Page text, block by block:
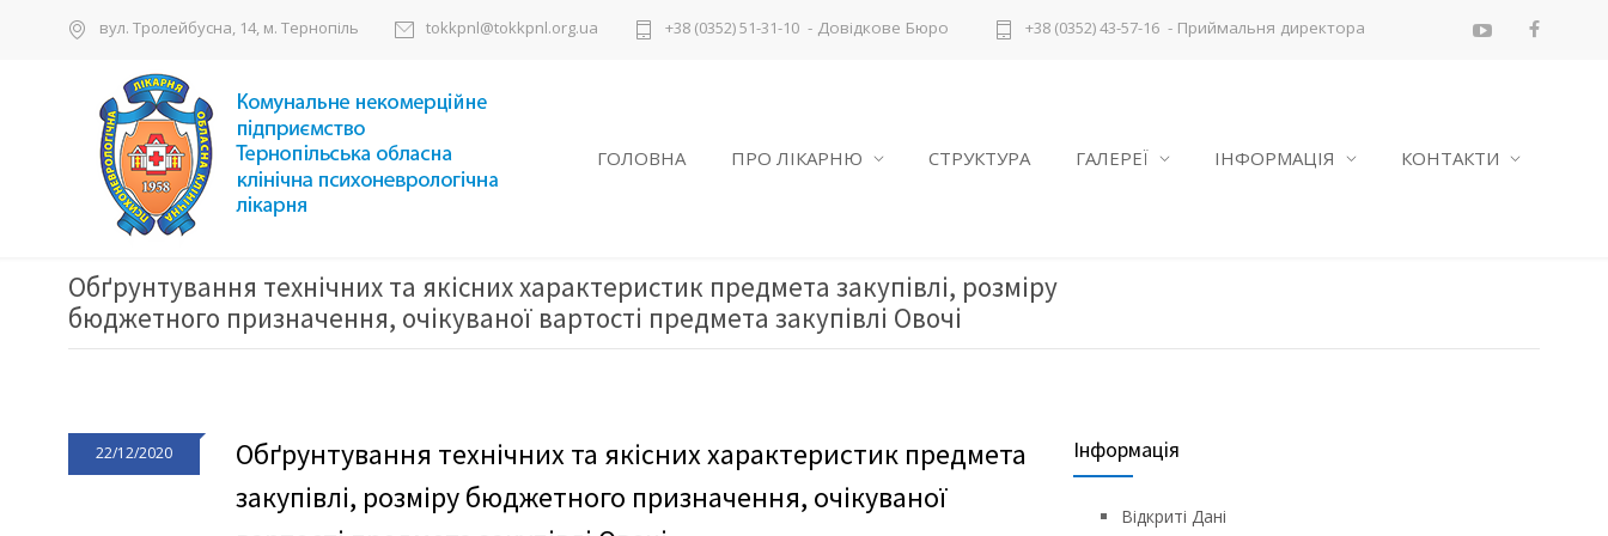
вул. Тролейбусна, 14, м. Тернопіль tokkpnl@tokkpnl.org.ua +38 (0352) 51-31-10 - Довідкове Бюро +38 (0352) 43-57-16 - Приймальня директора
ГОЛОВНА ПРО ЛІКАРНЮ СТРУКТУРА ГАЛЕРЕЇ ІНФОРМАЦІЯ КОНТАКТИ
Обґрунтування технічних та якісних характеристик предмета закупівлі, розміру
бюджетного призначення, очікуваної вартості предмета закупівлі Овочі
22/12/2020
Обґрунтування технічних та якісних характеристик предмета
закупівлі, розміру бюджетного призначення, очікуваної
Інформація
Відкриті Дані